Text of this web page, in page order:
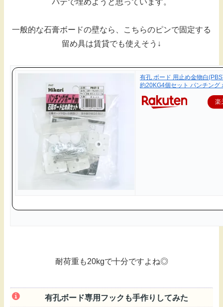
パテで埋めようと思っています。
一般的な石膏ボードの壁なら、こちらのピンで固定する
留め具は賃貸でも使えそう↓
有孔 ボード 用止め金物白
約20KG4個セット パンチング
楽
耐荷重も20kgで十分ですよね◎
有孔ボード専用フックも手作りしてみた